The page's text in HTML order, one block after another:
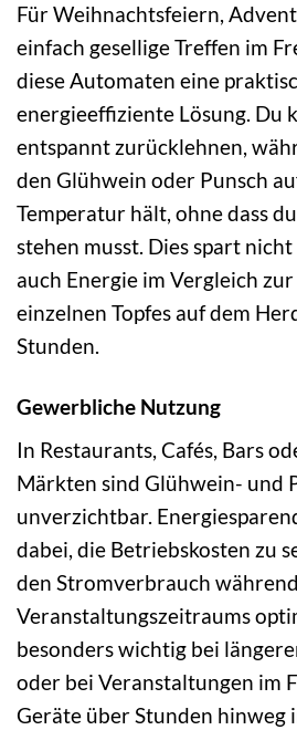
Für Weihnachtsfeiern,
einfach gesellige Treffen im
diese Automaten eine
energieeffiziente Lösung. Du
entspannt zurücklehnen,
den Glühwein oder Punsch
Temperatur hält, ohne dass
stehen musst. Dies spart
auch Energie im Vergleich
einzelnen Topfes auf dem
Stunden.
Gewerbliche Nutzung
In Restaurants, Cafés, Bars
Märkten sind Glühwein- und
unverzichtbar.
dabei, die Betriebskosten zu
den Stromverbrauch
Veranstaltungszeitraums
besonders wichtig bei
oder bei Veranstaltungen im
Geräte über Stunden hinweg